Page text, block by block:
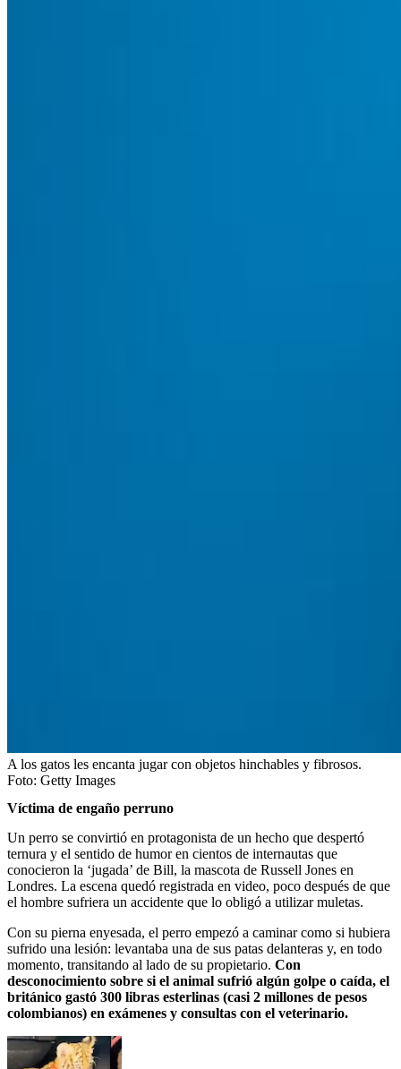
A los gatos les encanta jugar con objetos hinchables y fibrosos.
Foto: Getty Images
Víctima de engaño perruno
Un perro se convirtió en protagonista de un hecho que despertó
ternura y el sentido de humor en cientos de internautas que
conocieron la ‘jugada’ de Bill, la mascota de Russell Jones en
Londres. La escena quedó registrada en video, poco después de que
el hombre sufriera un accidente que lo obligó a utilizar muletas.
Con su pierna enyesada, el perro empezó a caminar como si hubiera
sufrido una lesión: levantaba una de sus patas delanteras y, en todo
momento, transitando al lado de su propietario. Con
desconocimiento sobre si el animal sufrió algún golpe o caída, el
británico gastó 300 libras esterlinas (casi 2 millones de pesos
colombianos) en exámenes y consultas con el veterinario.